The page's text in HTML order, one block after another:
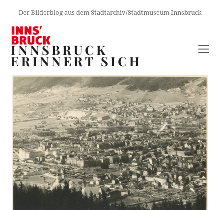
Der Bilderblog aus dem Stadtarchiv/Stadtmuseum Innsbruck
INNSBRUCK
ERINNERT SICH